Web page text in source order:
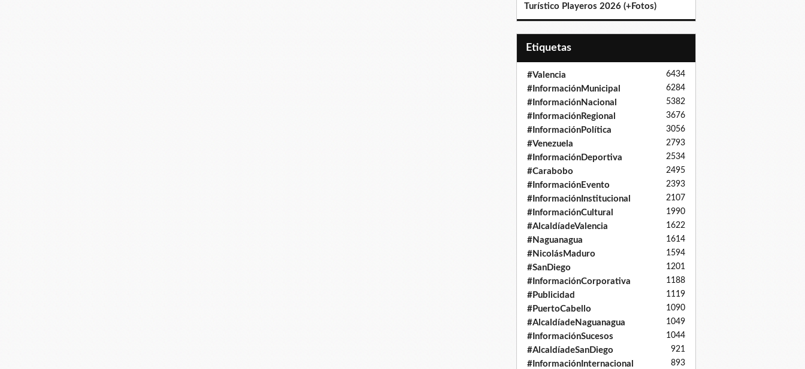
Turístico Playeros 2026 (+Fotos)
Etiquetas
#Valencia 6434
#InformaciónMunicipal 6284
#InformaciónNacional 5382
#InformaciónRegional 3676
#InformaciónPolítica 3056
#Venezuela 2793
#InformaciónDeportiva 2534
#Carabobo 2495
#InformaciónEvento 2393
#InformaciónInstitucional 2107
#InformaciónCultural 1990
#AlcaldíadeValencia 1622
#Naguanagua 1614
#NicolásMaduro 1594
#SanDiego 1201
#InformaciónCorporativa 1188
#Publicidad 1119
#PuertoCabello 1090
#AlcaldíadeNaguanagua 1049
#InformaciónSucesos 1044
#AlcaldíadeSanDiego 921
#InformaciónInternacional 893